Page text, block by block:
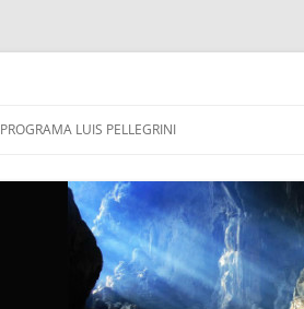
PROGRAMA LUIS PELLEGRINI